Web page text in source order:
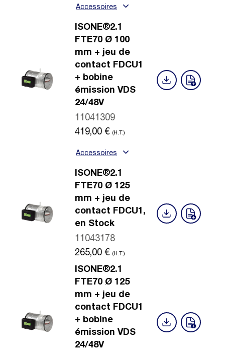
Accessoires
ISONE®2.1
FTE70 Ø 100
mm + jeu de
contact FDCU1
+ bobine
émission VDS
24/48V
11041309
419,00 € (H.T.)
Accessoires
ISONE®2.1
FTE70 Ø 125
mm + jeu de
contact FDCU1,
en Stock
11043178
265,00 € (H.T.)
ISONE®2.1
FTE70 Ø 125
mm + jeu de
contact FDCU1
+ bobine
émission VDS
24/48V